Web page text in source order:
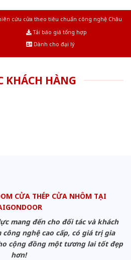
cứu cửa theo tiêu chuẩn công nghệ Châu
Tải báo giá tổng hợp
Dành cho đại lý
KHÁCH HÀNG
CỬA THÉP CỬA NHÔM TẠI
mang đến cho đối tác và khách
nghệ cao cấp, có giá trị gia
cộng đồng một tương lai tốt đẹp
hơn!